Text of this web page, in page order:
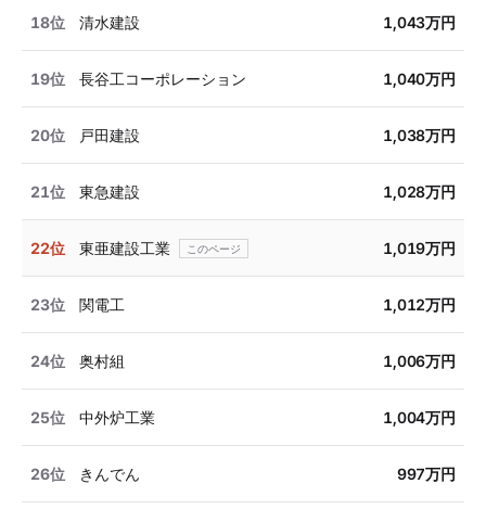
18位 清水建設 1,043万円
19位 長谷工コーポレーション 1,040万円
20位 戸田建設 1,038万円
21位 東急建設 1,028万円
22位 東亜建設工業 1,019万円
23位 関電工 1,012万円
24位 奥村組 1,006万円
25位 中外炉工業 1,004万円
26位 きんでん 997万円